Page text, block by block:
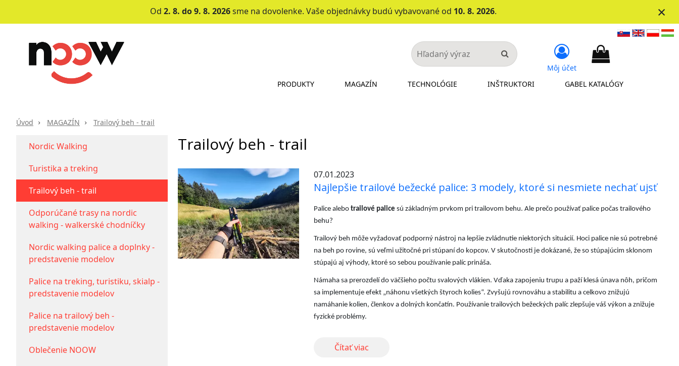
Od 2. 8. do 9. 8. 2026sme na dovolenke. Vaše objednávky budú vybavované od 10. 8. 2026. ×
go.walk.noow
NOOW.sk
recyklované
kraťasy,
ponožky,
čelenky,
multifunkčné
PRODUKTY MAGAZÍN TECHNOLÓGIE INŠTRUKTORI GABEL KATALÓGY
Môj účet
Úvod MAGAZÍN Trailový beh - trail
Nordic Walking
Turistika a treking
Trailový beh - trail
Odporúčané trasy na nordic
walking - walkerské chodníčky
Nordic walking palice a doplnky -
predstavenie modelov
Palice na treking, turistiku, skialp -
predstavenie modelov
Palice na trailový beh -
predstavenie modelov
Oblečenie NOOW
Trailový beh - trail
07.01.2023
Najlepšie trailové bežecké palice: 3 modely, ktoré si nesmiete nechať ujsť
Palice alebo trailové palice sú základným prvkom pri trailovom behu. Ale prečo používať palice počas trailového
behu?
Trailový beh môže vyžadovať podporný nástroj na lepšie zvládnutie niektorých situácií. Hoci palice nie sú potrebné
na beh po rovine, sú veľmi užitočné pri stúpaní do kopcov. V skutočnosti je dokázané, že so stúpajúcim sklonom
stúpajú aj výhody, ktoré so sebou používanie palíc prináša.
Námaha sa prerozdelí do väčšieho počtu svalových vlákien. Vďaka zapojeniu trupu a paží klesá únava nôh, pričom
sa implementuje efekt „náhonu všetkých štyroch kolies“. Zvyšujú rovnováhu a stabilitu a celkovo znižujú
namáhanie kolien, členkov a dolných končatín. Používanie trailových bežeckých palíc zlepšuje váš výkon a znižuje
fyzické problémy.
Čítať viac